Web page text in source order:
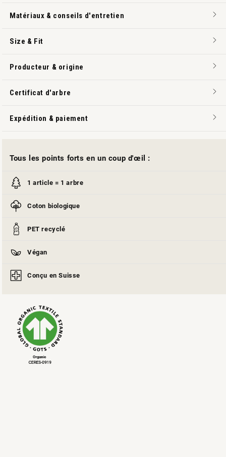
Matériaux & conseils d'entretien
Size & Fit
Producteur & origine
Certificat d'arbre
Expédition & paiement
Tous les points forts en un coup d'œil :
1 article = 1 arbre
Coton biologique
PET recyclé
Végan
Conçu en Suisse